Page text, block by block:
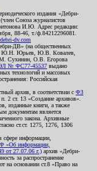
издания «Дебри-
Союза журналистов
И.Ю. Адрес редакции:
88-46, т./ф.84212296081.
dv.com
ДВ» (на общественных
Ю.Н. Юрьев, Ю.В. Ковалев,
Сухинин, О.В. Егорова
№ ФС77-45537 выдано
технологий и массовых
Российская
архив, в соответствии с ФЗ
п. 2 ст. 13 «Создание архивов».
изданные книги, а также
документам является
закона. Архивные
ст.ст. 1275, 1276, 1306
сфере информации,
«Об информации,
от 27.07.06 г.) архив «Дебри-
за распространение
на основании ст.8 «Право на